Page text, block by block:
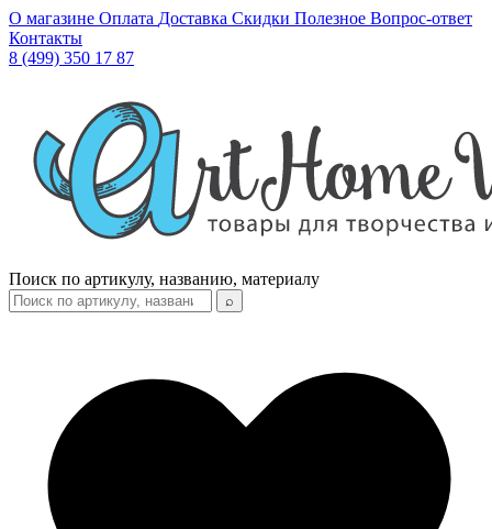
О магазине Оплата Доставка Скидки Полезное Вопрос-ответ
Контакты
8 (499) 350 17 87
Поиск по артикулу, названию, материалу
⌕